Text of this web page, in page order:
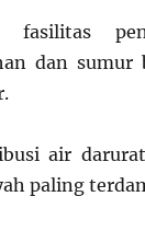
fasilitas
dan sumur
air
paling